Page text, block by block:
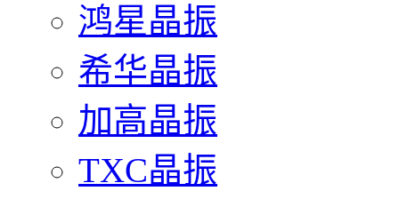
鸿星晶振
希华晶振
加高晶振
TXC晶振